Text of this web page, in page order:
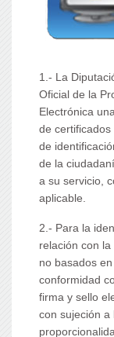
1.- La
Oficial de la
Electrónica
de
de
de la
a su servicio,
aplicable.
2.- Para la
relación con
no basados
conformidad
firma y sello
con sujeción a